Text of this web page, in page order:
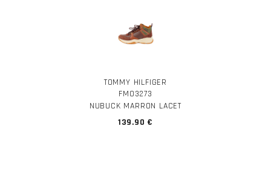
TOMMY HILFIGER
FM03273
NUBUCK MARRON LACET
139.90 €